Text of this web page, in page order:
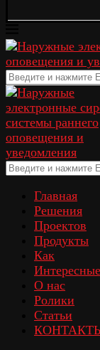
Главная
Решения
Проектов
Продукты
Как
О нас
Ролики
Статьи